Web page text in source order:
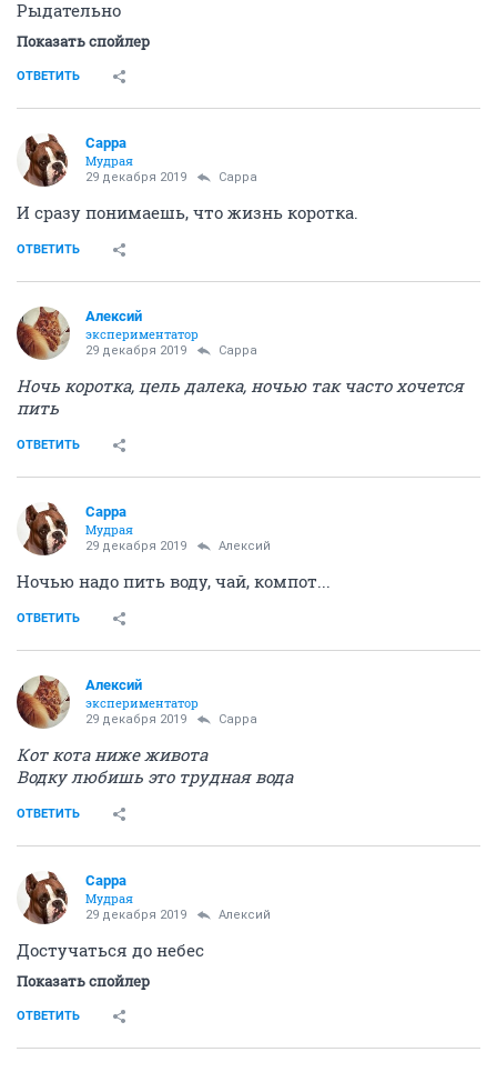
Рыдательно
Показать спойлер
ОТВЕТИТЬ
Сарра
Мудрая
29 декабря 2019 Сарра
И сразу понимаешь, что жизнь коротка.
ОТВЕТИТЬ
Алексий
экспериментатор
29 декабря 2019 Сарра
Ночь коротка, цель далека, ночью так часто хочется
пить
ОТВЕТИТЬ
Сарра
Мудрая
29 декабря 2019 Алексий
Ночью надо пить воду, чай, компот...
ОТВЕТИТЬ
Алексий
экспериментатор
29 декабря 2019 Сарра
Кот кота ниже живота
Водку любишь это тpудная вода
ОТВЕТИТЬ
Сарра
Мудрая
29 декабря 2019 Алексий
Достучаться до небес
Показать спойлер
ОТВЕТИТЬ